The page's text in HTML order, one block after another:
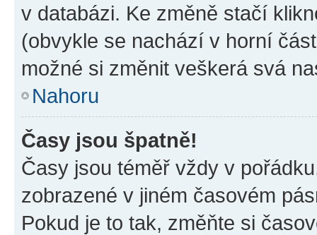
v databázi. Ke změně stačí
(obvykle se nachází v horní
možné si změnit veškerá svá
Nahoru
Časy jsou špatně!
Časy jsou téměř vždy v
zobrazené v jiném časovém
Pokud je to tak, změňte si